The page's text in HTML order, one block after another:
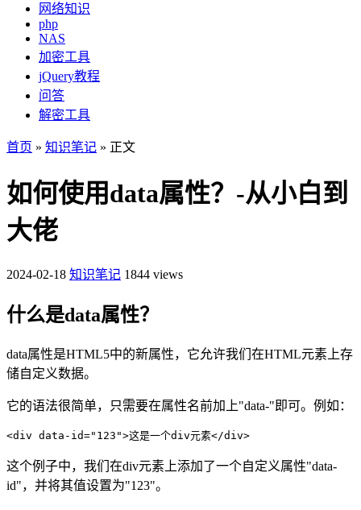
网络知识
php
NAS
加密工具
jQuery教程
问答
解密工具
首页 » 知识笔记 » 正文
如何使用data属性？-从小白到
大佬
2024-02-18 知识笔记 1844 views
什么是data属性？
data属性是HTML5中的新属性，它允许我们在HTML元素上存
储自定义数据。
它的语法很简单，只需要在属性名前加上"data-"即可。例如：
<div data-id="123">这是一个div元素</div>
这个例子中，我们在div元素上添加了一个自定义属性"data-
id"，并将其值设置为"123"。